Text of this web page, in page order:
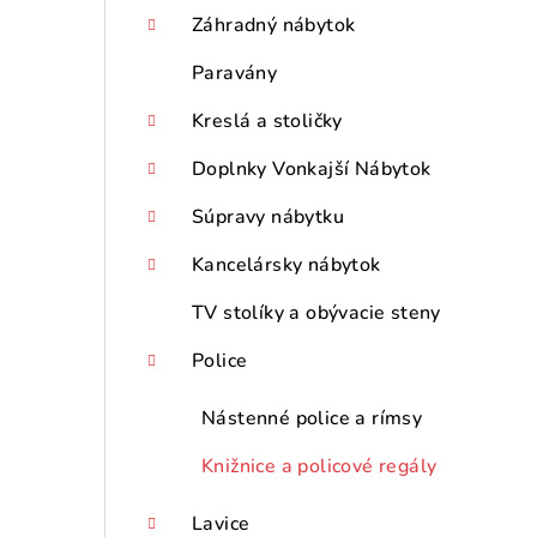
Záhradný nábytok
Paravány
Kreslá a stoličky
Doplnky Vonkajší Nábytok
Súpravy nábytku
Kancelársky nábytok
TV stolíky a obývacie steny
Police
Nástenné police a rímsy
Knižnice a policové regály
Lavice